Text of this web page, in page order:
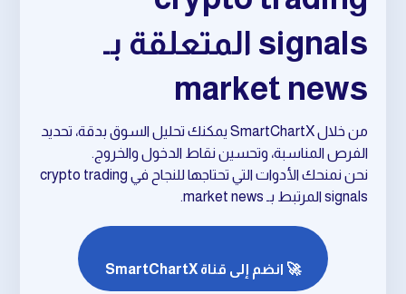
signals المتعلقة بـ
market news
من خلال SmartChartX يمكنك تحليل السوق بدقة، تحديد
الفرص المناسبة، وتحسين نقاط الدخول والخروج.
نحن نمنحك الأدوات التي تحتاجها للنجاح في crypto trading
signals المرتبط بـ market news.
🚀 انضم إلى قناة SmartChartX